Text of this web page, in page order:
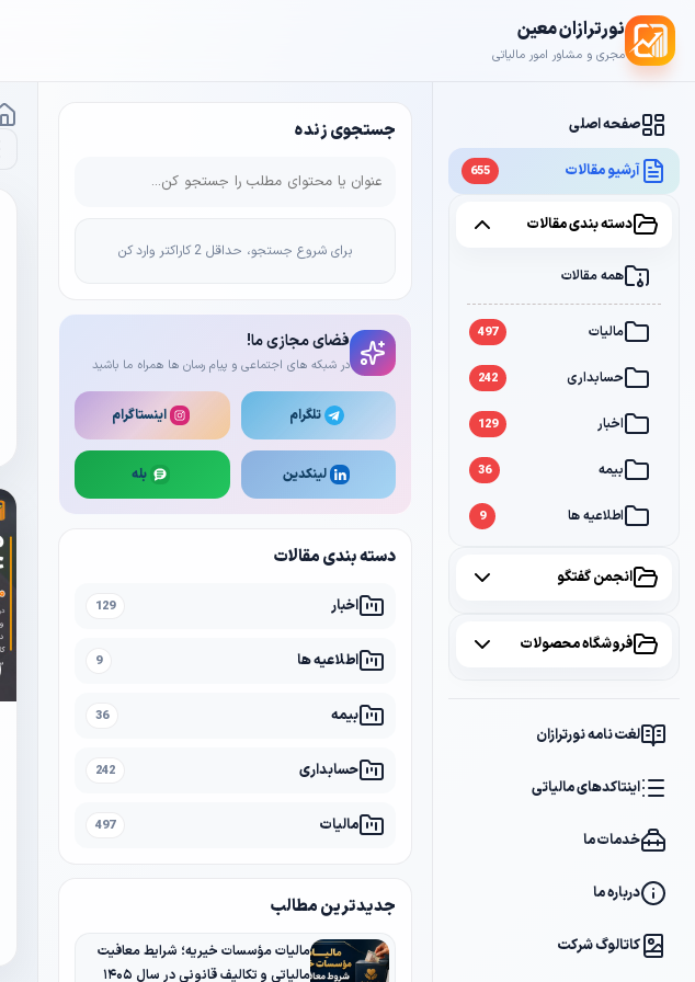
نورترازان معین
مجری و مشاور امور مالیاتی
صفحه اصلی
آرشیو مقالات 655
دسته بندی مقالات
همه مقالات
مالیات 497
حسابداری 242
اخبار 129
بیمه 36
اطلاعیه ها 9
انجمن گفتگو
سامانه مودیان
بانک
فروشگاه محصولات
پکیج DVD آموزشی
کتاب ها
فایل های دانلودی
لغت نامه نورترازان
اینتاکدهای مالیاتی
خدمات ما
درباره ما
کاتالوگ شرکت
جستجوی زنده
برای شروع جستجو، حداقل 2 کاراکتر وارد کن
فضای مجازی ما!
در شبکه های اجتماعی و پیام رسان ها همراه ما باشید
تلگرام اینستاگرام
لینکدین بله
دسته بندی مقالات
اخبار 129
اطلاعیه ها 9
بیمه 36
حسابداری 242
مالیات 497
جدیدترین مطالب
مالیات مؤسسات خیریه؛ شرایط معافیت
مالیاتی و تکالیف قانونی در سال ۱۴۰۵